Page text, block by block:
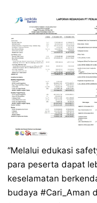
“Melalui edukasi
para peserta dapat
keselamatan
budaya #Cari_Aman